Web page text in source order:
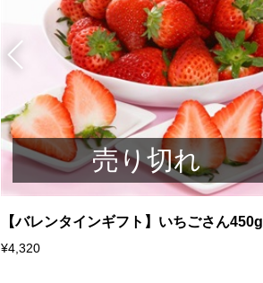
売り切れ
【バレンタインギフト】いちごさん450g
¥4,320